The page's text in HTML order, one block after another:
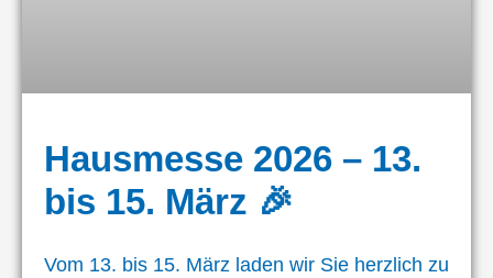
Hausmesse 2026 – 13.
bis 15. März 🎉
Vom 13. bis 15. März laden wir Sie herzlich zu